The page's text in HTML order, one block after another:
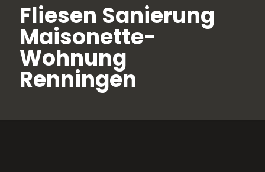
Fliesen Sanierung
Maisonette-
Wohnung
Renningen